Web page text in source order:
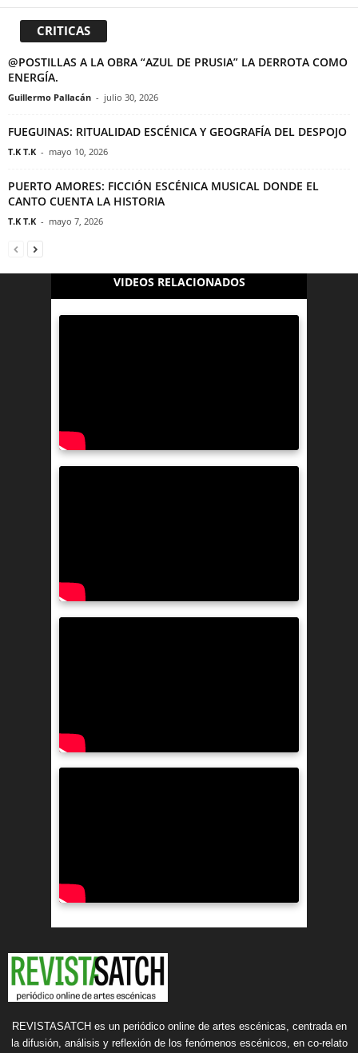
CRITICAS
@POSTILLAS A LA OBRA “AZUL DE PRUSIA” LA DERROTA COMO
ENERGÍA.
Guillermo Pallacán - julio 30, 2026
FUEGUINAS: RITUALIDAD ESCÉNICA Y GEOGRAFÍA DEL DESPOJO
T.K T.K - mayo 10, 2026
PUERTO AMORES: FICCIÓN ESCÉNICA MUSICAL DONDE EL
CANTO CUENTA LA HISTORIA
T.K T.K - mayo 7, 2026
VIDEOS RELACIONADOS
REVISTASATCH es un periódico online de artes escénicas, centrada en
la difusión, análisis y reflexión de los fenómenos escénicos, en co-relato